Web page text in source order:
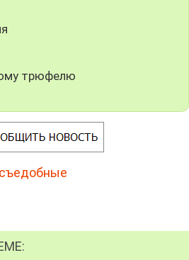
трюфелю
съедобные